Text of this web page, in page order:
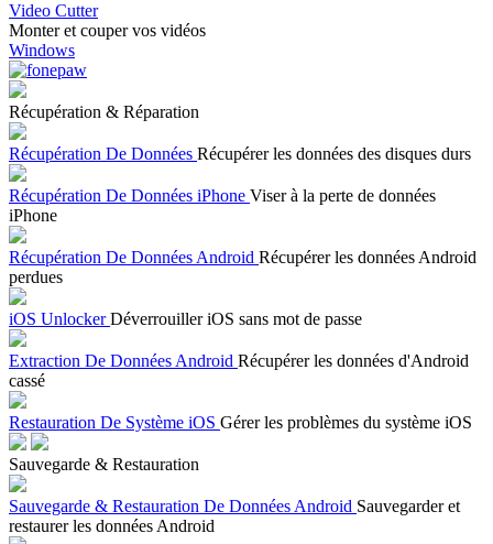
Video Cutter
Monter et couper vos vidéos
Windows
Récupération & Réparation
Récupération De Données Récupérer les données des disques durs
Récupération De Données iPhone Viser à la perte de données
iPhone
Récupération De Données Android Récupérer les données Android
perdues
iOS Unlocker Déverrouiller iOS sans mot de passe
Extraction De Données Android Récupérer les données d'Android
cassé
Restauration De Système iOS Gérer les problèmes du système iOS
Sauvegarde & Restauration
Sauvegarde & Restauration De Données Android Sauvegarder et
restaurer les données Android